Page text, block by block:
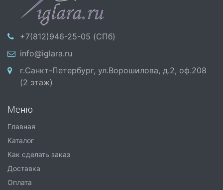
+7(812)946-25-05 (СПб)
info@iglara.ru
г.Санкт-Петербург, ул.Ворошилова, д.2, оф.208
(2 этаж)
Меню
Главная
Каталог
Как сделать заказ
Доставка
Оплата